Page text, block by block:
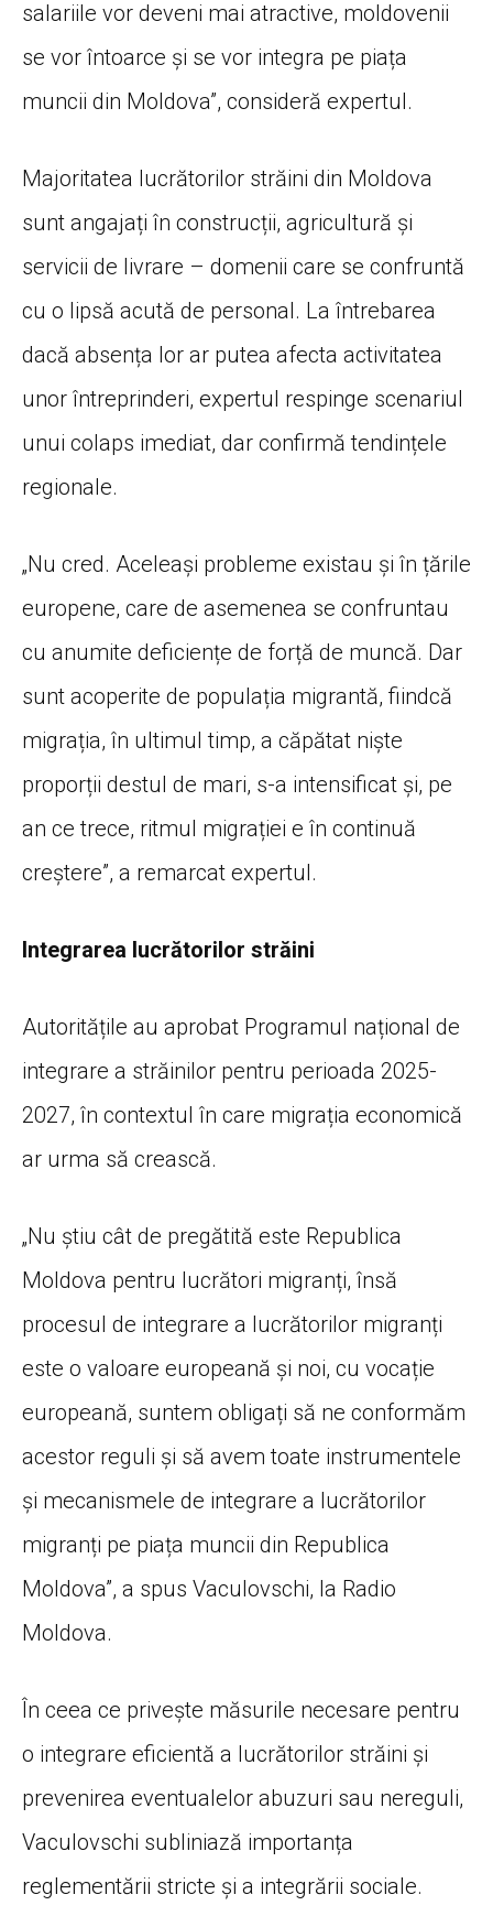
salariile vor deveni mai atractive, moldovenii
se vor întoarce și se vor integra pe piața
muncii din Moldova”, consideră expertul.
Majoritatea lucrătorilor străini din Moldova
sunt angajați în construcții, agricultură și
servicii de livrare – domenii care se confruntă
cu o lipsă acută de personal. La întrebarea
dacă absența lor ar putea afecta activitatea
unor întreprinderi, expertul respinge scenariul
unui colaps imediat, dar confirmă tendințele
regionale.
„Nu cred. Aceleași probleme existau și în țările
europene, care de asemenea se confruntau
cu anumite deficiențe de forță de muncă. Dar
sunt acoperite de populația migrantă, fiindcă
migrația, în ultimul timp, a căpătat niște
proporții destul de mari, s-a intensificat și, pe
an ce trece, ritmul migrației e în continuă
creștere”, a remarcat expertul.
Integrarea lucrătorilor străini
Autoritățile au aprobat Programul național de
integrare a străinilor pentru perioada 2025-
2027, în contextul în care migrația economică
ar urma să crească.
„Nu știu cât de pregătită este Republica
Moldova pentru lucrători migranți, însă
procesul de integrare a lucrătorilor migranți
este o valoare europeană și noi, cu vocație
europeană, suntem obligați să ne conformăm
acestor reguli și să avem toate instrumentele
și mecanismele de integrare a lucrătorilor
migranți pe piața muncii din Republica
Moldova”, a spus Vaculovschi, la Radio
Moldova.
În ceea ce privește măsurile necesare pentru
o integrare eficientă a lucrătorilor străini și
prevenirea eventualelor abuzuri sau nereguli,
Vaculovschi subliniază importanța
reglementării stricte și a integrării sociale.